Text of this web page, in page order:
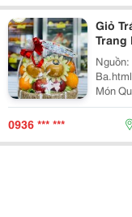
Giỏ
Trang
Nguồn:
Ba.html Giỏ Trái Cây Mừng Thọ Ông Bà Luôn Là Một
Món
Chỉ Là
Giỏ
0936 *** ***